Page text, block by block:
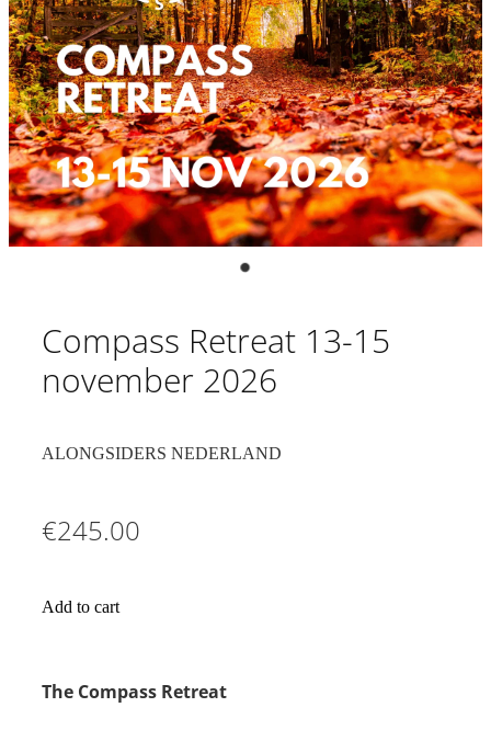
D-DAY
ONTDEK ALONGSIDERS
VERHALEN & INSPIRATIE
ONDERSTEUN
Shop
My Account
Compass Retreat 13-15
november 2026
ALONGSIDERS NEDERLAND
€245.00
Add to cart
The Compass Retreat